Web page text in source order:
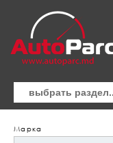
Марка